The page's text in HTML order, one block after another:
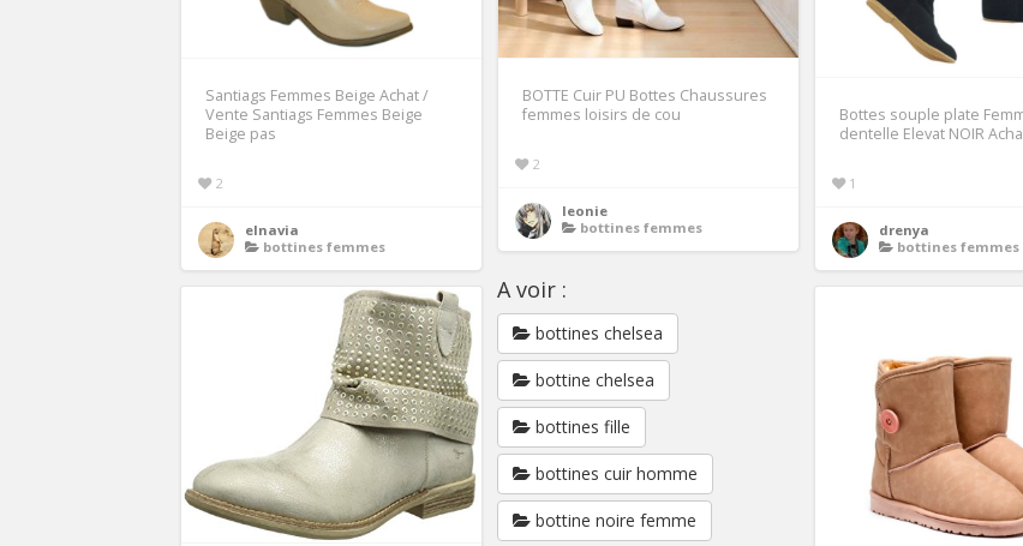
Santiags Femmes Beige Achat /
Vente Santiags Femmes Beige
Beige pas
2
elnavia
bottines femmes
BOTTE Cuir PU Bottes Chaussures
femmes loisirs de cou
2
leonie
bottines femmes
Bottes souple plate
dentelle Elevat NOIR
1
drenya
bottines femmes
A voir :
bottines chelsea
bottine chelsea
bottines fille
bottines cuir homme
bottine noire femme